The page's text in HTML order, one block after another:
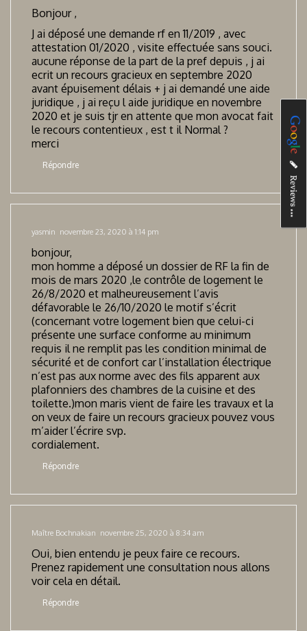
Bonjour ,
J ai déposé une demande rf en 11/2019 , avec
attestation 01/2020 , visite effectuée sans souci.
aucune réponse de la part de la pref depuis , j ai
ecrit un recours gracieux en septembre 2020
avant épuisement délais + j ai demandé une aide
juridique , j ai reçu l aide juridique en novembre
2020 et je suis tjr en attente que mon avocat fait
le recours contentieux , est t il Normal ?
merci
Répondre
yasmin novembre 23, 2020 à 1:14 pm
bonjour,
mon homme a déposé un dossier de RF la fin de
mois de mars 2020 ,le contrôle de logement le
26/8/2020 et malheureusement l’avis
défavorable le 26/10/2020 le motif s’écrit
(concernant votre logement bien que celui-ci
présente une surface conforme au minimum
requis il ne remplit pas les condition minimal de
sécurité et de confort car l’installation électrique
n’est pas aux norme avec des fils apparent aux
plafonniers des chambres de la cuisine et des
toilette.)mon maris vient de faire les travaux et la
on veux de faire un recours gracieux pouvez vous
m’aider l’écrire svp.
cordialement.
Répondre
Maître Bochnakian novembre 25, 2020 à 8:34 am
Oui, bien entendu je peux faire ce recours.
Prenez rapidement une consultation nous allons
voir cela en détail.
Répondre